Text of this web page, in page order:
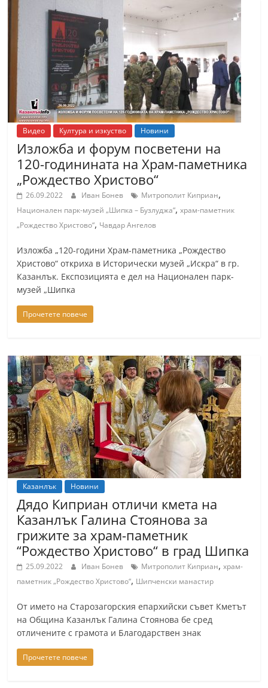
Видео Култура и изкуство Новини
Изложба и форум посветени на
120-годинината на Храм-паметника
„Рождество Христово“
26.09.2022 Иван Бонев Митрополит Киприан,
Национален парк-музей „Шипка – Бузлуджа“,храм-паметник
„Рождество Христово“, Чавдар Ангелов
Изложба „120-години Храм-паметника „Рождество
Христово“ откриха в Исторически музей „Искра“ в гр.
Казанлък. Експозицията е дел на Национален парк-
музей „Шипка
Прочетете повече
Казанлък Новини
Дядо Киприан отличи кмета на
Казанлък Галина Стоянова за
грижите за храм-паметник
“Рождество Христово“ в град Шипка
25.09.2022 Иван Бонев Митрополит Киприан,храм-
паметник „Рождество Христово“, Шипченски манастир
От името на Старозагорския епархийски съвет Кметът
на Община Казанлък Галина Стоянова бе сред
отличените с грамота и Благодарствен знак
Прочетете повече